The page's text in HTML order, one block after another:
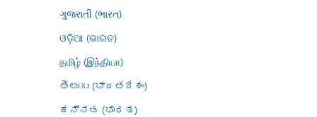
ગુજરાતી (ભારત)
ଓଡ଼ିଆ (ଭାରତ)
தமிழ் (இந்தியா)
తెలుగు (భారతదేశం)
ಕನ್ನಡ (ಭಾರತ)